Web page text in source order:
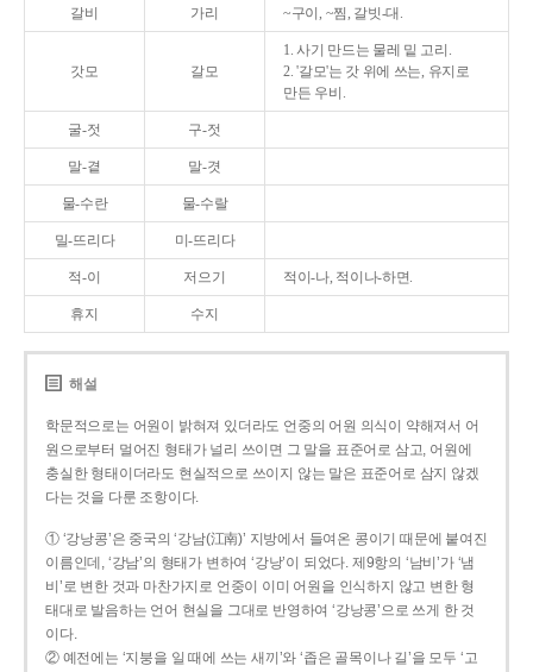
갈비 가리 ~구이, ~찜, 갈빗-대.
갓모 갈모
1. 사기 만드는 물레 밑 고리.
2. '갈모'는 갓 위에 쓰는, 유지로
만든 우비.
굴-젓 구-젓
말-곁 말-겻
물-수란 물-수랄
밀-뜨리다 미-뜨리다
적-이 저으기 적이-나, 적이나-하면.
휴지 수지
해설
학문적으로는 어원이 밝혀져 있더라도 언중의 어원 의식이 약해져서 어
원으로부터 멀어진 형태가 널리 쓰이면 그 말을 표준어로 삼고, 어원에
충실한 형태이더라도 현실적으로 쓰이지 않는 말은 표준어로 삼지 않겠
다는 것을 다룬 조항이다.
① ‘강낭콩’은 중국의 ‘강남(江南)’ 지방에서 들여온 콩이기 때문에 붙여진
이름인데, ‘강남’의 형태가 변하여 ‘강낭’이 되었다. 제9항의 ‘남비’가 ‘냄
비’로 변한 것과 마찬가지로 언중이 이미 어원을 인식하지 않고 변한 형
태대로 발음하는 언어 현실을 그대로 반영하여 ‘강낭콩’으로 쓰게 한 것
이다.
② 예전에는 ‘지붕을 일 때에 쓰는 새끼’와 ‘좁은 골목이나 길’을 모두 ‘고